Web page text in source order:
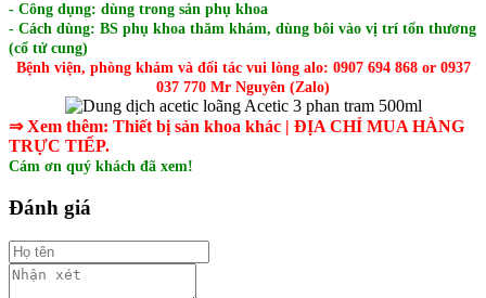
- Công dụng: dùng trong sản phụ khoa
- Cách dùng: BS phụ khoa thăm khám, dùng bôi vào vị trí tổn thương
(cổ tử cung)
Bệnh viện, phòng khám và đối tác vui lòng alo: 0907 694 868 or 0937
037 770 Mr Nguyên (Zalo)
⇒ Xem thêm: Thiết bị sản khoa khác | ĐỊA CHỈ MUA HÀNG
TRỰC TIẾP.
Cám ơn quý khách đã xem!
Đánh giá